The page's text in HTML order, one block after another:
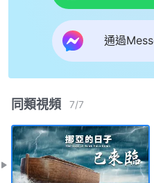
通過
同類視頻 7/7